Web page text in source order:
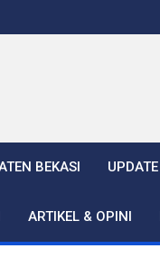
BEKASI
ARTIKEL & OPINI